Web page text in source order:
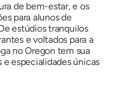
de bem-estar, e os
para alunos de
estúdios tranquilos
e voltados para a
no Oregon tem sua
especialidades únicas